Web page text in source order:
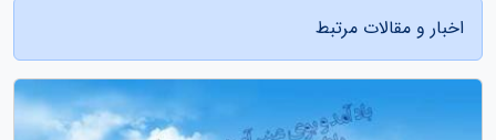
اخبار و مقالات مرتبط